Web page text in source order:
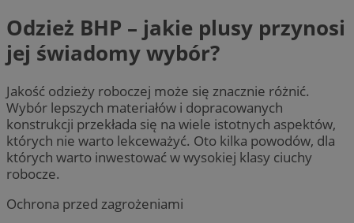
Odzież BHP – jakie plusy przynosi
jej świadomy wybór?
Jakość odzieży roboczej może się znacznie różnić.
Wybór lepszych materiałów i dopracowanych
konstrukcji przekłada się na wiele istotnych aspektów,
których nie warto lekceważyć. Oto kilka powodów, dla
których warto inwestować w wysokiej klasy ciuchy
robocze.
Ochrona przed zagrożeniami